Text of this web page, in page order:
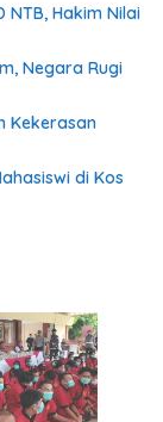
NTB, Hakim Nilai
Negara Rugi
Kekerasan
di Kos